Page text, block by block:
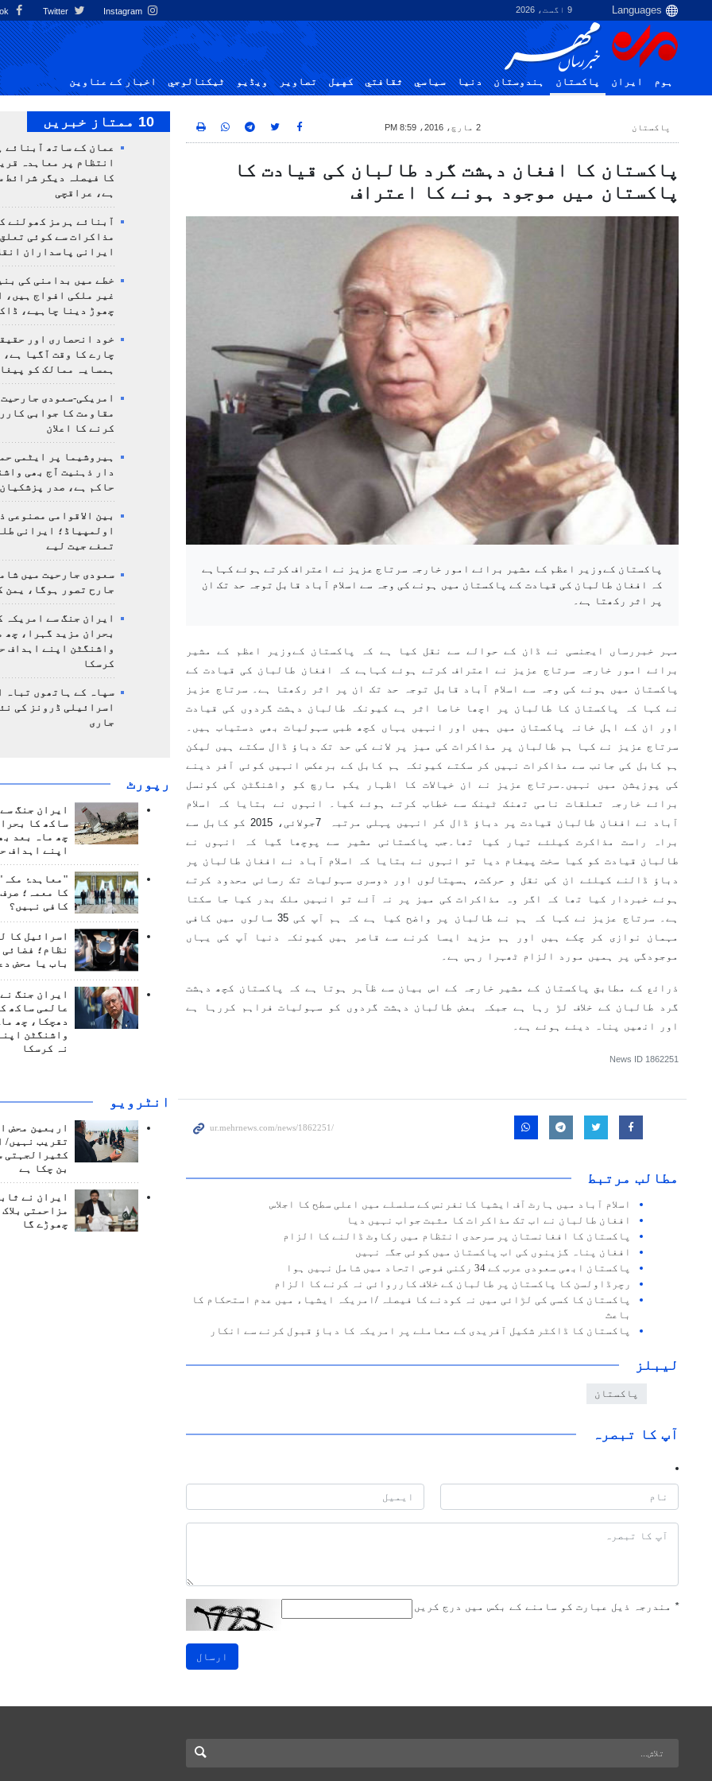
9 اگست، 2026 Instagram
ہوم ایران پاکستان ہندوستان دنیا سياسي ثقافتي کهيل تصاوير ویڈیو ٹيكنالوجي اخبار کے عناوین
پاکستان 2 مارچ، 2016، 8:59 PM
پاکستان کا افغان دہشت گرد طالبان کی قیادت کا
پاکستان میں موجود ہونے کا اعتراف
پاکستان کےوزیر اعظم کے مشیر برائے امور خارجہ سرتاج عزیز نے اعتراف کرتے ہوئے کہاہے
کہ افغان طالبان کی قیادت کے پاکستان میں ہونے کی وجہ سے اسلام آباد قابل توجہ حد تک ان
پر اثر رکھتا ہے۔
مہر خبررساں ایجنسی نے ڈان کے حوالے سے نقل کیا ہے کہ پاکستان کےوزیر اعظم کے مشیر
برائے امور خارجہ سرتاج عزیز نے اعتراف کرتے ہوئے کہاہے کہ افغان طالبان کی قیادت کے
پاکستان میں ہونے کی وجہ سے اسلام آباد قابل توجہ حد تک ان پر اثر رکھتا ہے۔ سرتاج عزیز
نے کہا کہ پاکستان کا طالبان پر اچھا خاصا اثر ہے کیونکہ طالبان دہشت گردوں کی قیادت
اور ان کے اہل خانہ پاکستان میں ہیں اور انہیں یہاں کچھ طبی سہولیات بھی دستیاب ہیں۔
سرتاج عزیز نے کہا ہم طالبان پر مذاکرات کی میز پر لانے کی حد تک دباؤ ڈال سکتے ہیں لیکن
ہم کابل کی جانب سے مذاکرات نہیں کر سکتے کیونکہ ہم کابل کے برعکس انہیں کوئی آفر دینے
کی پوزیشن میں نہیں۔سرتاج عزیز نے ان خیالات کا اظہار یکم مارچ کو واشنگٹن کی کونسل
برائے خارجہ تعلقات نامی تھنک ٹینک سے خطاب کرتے ہوئے کیا۔ انہوں نے بتایا کہ اسلام
آباد نے افغان طالبان قیادت پر دباؤ ڈال کر انہیں پہلی مرتبہ
7
جولائی، 2015 کو کابل سے
براہ راست مذاکرت کیلئے تیار کیا تھا۔جب پاکستانی مشیر سے پوچھا گیا کہ انہوں نے
طالبان قیادت کو کیا سخت پیغام دیا تو انہوں نے بتایا کہ اسلام آباد نے افغان طالبان پر
دباؤ ڈالنے کیلئے ان کی نقل و حرکت، ہسپتالوں اور دوسری سہولیات تک رسائی محدود کرتے
ہوئے خبردار کیا تھا کہ اگر وہ مذاکرات کی میز پر نہ آئے تو انہیں ملک بدر کیا جا سکتا
ہے۔ سرتاج عزیز نے کہا کہ ہم نے طالبان پر واضح کیا ہے کہ ہم آپ کی 35 سالوں میں کافی
مہمان نوازی کر چکے ہیں اور ہم مزید ایسا کرنے سے قاصر ہیں کیونکہ دنیا آپ کی یہاں
موجودگی پر ہمیں مورد الزام ٹھہرا رہی ہے۔
ذرائع کے مطابق پاکستان کے مشیر خارجہ کے اس بیان سے ظآہر ہوتا ہے کہ پاکستان کچھ دہشت
گرد طالبان کے خلاف لڑ رہا ہے جبکہ بعض طالبان دہشت گردوں کو سہولیات فراہم کررہا ہے
اور انھیں پناہ دیئے ہوئے ہے۔
News ID 1862251
مطالب مرتبط
اسلام آباد میں ہارٹ آف ایشیا کانفرنس کے سلسلے میں اعلی سطح کا اجلاس
افغان طالبان نے اب تک مذاکرات کا مثبت جواب نہیں دیا
پاکستان کا افغانستان پر سرحدی انتظام میں رکاوٹ ڈالنے کا الزام
افغان پناہ گزینوں کی اب پاکستان میں کوئی جگہ نہیں
پاکستان ابھی سعودی عرب کے 34 رکنی فوجی اتحاد میں شامل نہیں ہوا
رچرڈاولسن کا پاکستان پر طالبان کے خلاف کارروائی نہ کرنے کا الزام
پاکستان کا کسی کی لڑائی میں نہ کودنے کا فیصلہ /امریکہ ایشیاء میں عدم استحکام کا
باعث
پاکستان کا ڈاکٹر شکیل آفریدی کے معاملے پر امریکہ کا دباؤ قبول کرنے سے انکار
لیبلز
پاکستان
آپ کا تبصرہ
* مندرجہ ذیل عبارت کو سامنے کے بکس میں درج کریں
ارسال
10 ممتاز خبریں
عمان کے ساتھ آبنائے
انتظام پر معاہدہ
کا فیصلہ دیگر شرائط
ہے، عراقچی
آبنائے ہرمز کھولنے
مذاکرات سے کوئی
ایرانی پاسداران
خطے میں بدامنی کی
غیر ملکی افواج ہیں،
چھوڑ دینا چاہیے،
خود انحصاری اور
چارے کا وقت آگیا ہے،
ہمسایہ ممالک کو
امریکی-سعودی
مقاومت کا جوابی
کرنے کا اعلان
ہیروشیما پر ایٹمی
دار ذہنیت آج بھی
حاکم ہے، صدر پزشکیان
بین الاقوامی مصنوعی
تمغے جیت لیے
سعودی جارحیت میں
جارح تصور ہوگا، یمن
ایران جنگ سے امریکہ
بحران مزید گہرا، چھ
واشنگٹن اپنے اہداف
کرسکا
سپاہ کے ہاتھوں تباہ
اسرائیلی ڈرونز کی
جاری
رپورٹ
ایران جنگ
ساکھ کا
چھ ماہ بعد
اپنے اہداف
"معاہدۂ
کا معمہ؛
کافی نہیں؟
اسرائیل کا
نظام؛ فضائی
باب یا محض
ایران جنگ
عالمی ساکھ
دھچکا، چھ
واشنگٹن
نہ کرسکا
انٹرويو
اربعین محض
تقریب نہیں/
کثیرالجہتی
بن چکا ہے
ایران نے
مزاحمتی
چھوڑے گا